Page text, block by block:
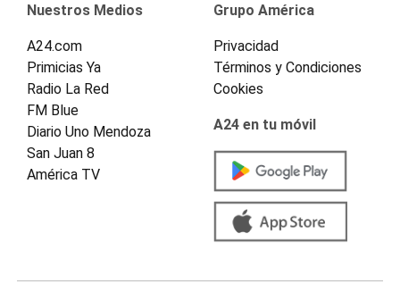
Nuestros Medios
A24.com
Primicias Ya
Radio La Red
FM Blue
Diario Uno Mendoza
San Juan 8
América TV
Grupo América
Privacidad
Términos y Condiciones
Cookies
A24 en tu móvil